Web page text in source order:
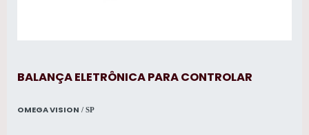
BALANÇA ELETRÔNICA PARA CONTROLAR
OMEGA VISION / SP